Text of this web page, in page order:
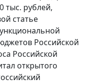
тыс. рублей,
статье
Российской
Российской
открытого